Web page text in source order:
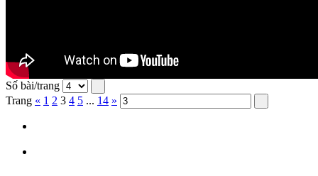
Số bài/trang
Trang « 1 2 3 4 5 ... 14 »